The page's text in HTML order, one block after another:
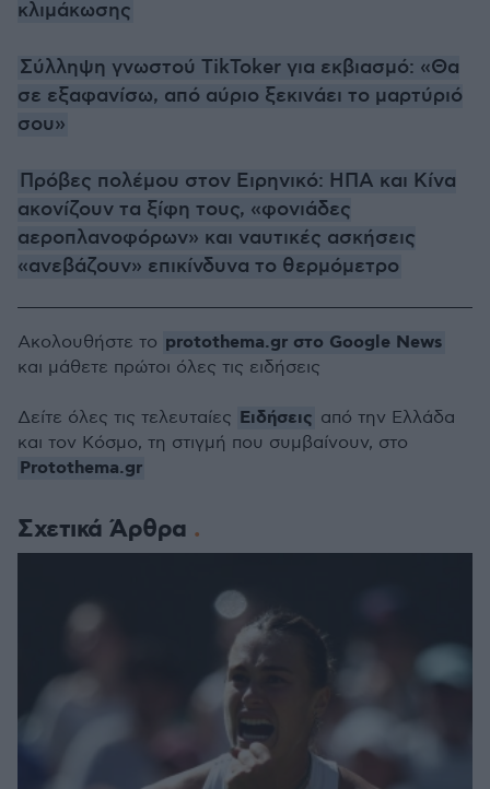
κλιμάκωσης
Σύλληψη γνωστού TikToker για εκβιασμό: «Θα
σε εξαφανίσω, από αύριο ξεκινάει το μαρτύριό
σου»
Πρόβες πολέμου στον Ειρηνικό: ΗΠΑ και Κίνα
ακονίζουν τα ξίφη τους, «φονιάδες
αεροπλανοφόρων» και ναυτικές ασκήσεις
«ανεβάζουν» επικίνδυνα το θερμόμετρο
Σχετικά Άρθρα
Ακολουθήστε το protothema.gr στο Google News
και μάθετε πρώτοι όλες τις ειδήσεις
Δείτε όλες τις τελευταίες Ειδήσεις από την Ελλάδα
και τον Κόσμο, τη στιγμή που συμβαίνουν, στο
Protothema.gr